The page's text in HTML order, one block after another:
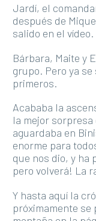
Jardí, el
después de
salido en el vídeo.
Bárbara, Maite y
grupo. Pero ya
primeros.
Acababa la
la mejor
aguardaba en
enorme para
que nos dio, y ha
pero volverá! La
Y hasta aquí la
próximamente